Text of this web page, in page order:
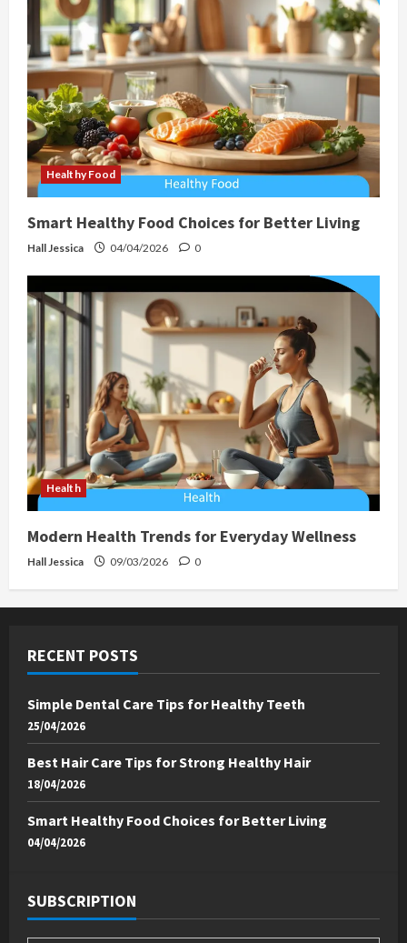
Healthy Food
Smart Healthy Food Choices for Better Living
Hall Jessica 04/04/2026 0
Health
Modern Health Trends for Everyday Wellness
Hall Jessica 09/03/2026 0
RECENT POSTS
Simple Dental Care Tips for Healthy Teeth
25/04/2026
Best Hair Care Tips for Strong Healthy Hair
18/04/2026
Smart Healthy Food Choices for Better Living
04/04/2026
SUBSCRIPTION